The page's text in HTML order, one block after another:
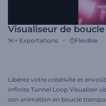
Visualiseur de
1K+ Exportations Flexible
Libérez votre créativité et
Infinite Tunnel Loop Visualizer
son animation en boucle